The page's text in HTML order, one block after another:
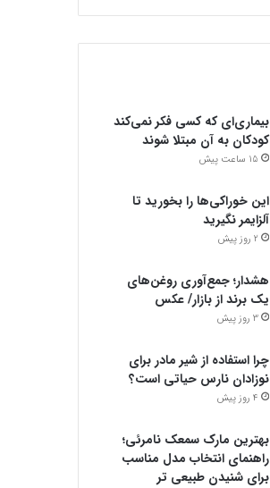
بیماری‌ای که کسی فکر نمی‌کند
کودکان به آن مبتلا شوند
15 ساعت پیش
این خوراکی‌ها را بخورید تا
آلزایمر نگیرید
2 روز پیش
هشدار؛ جمع‌آوری روغن‌های
یک برند از بازار/ عکس
3 روز پیش
چرا استفاده از شیر مادر برای
نوزادان نارس حیاتی است؟
4 روز پیش
بهترین مارک سمعک نامرئی؛
راهنمای انتخاب مدل مناسب
برای شنیدن طبیعی تر